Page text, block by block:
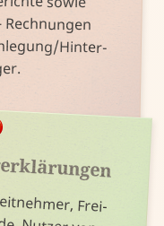
und über­nehmen die Offen­legung/Hinter­
…erstellen wir z.B. für Arbeit­nehmer, Frei­
Nutzer von